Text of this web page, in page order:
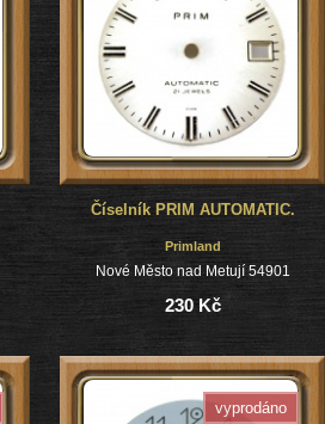
Číselník PRIM AUTOMATIC.
Primland
Nové Město nad Metují 54901
230 Kč
vyprodáno